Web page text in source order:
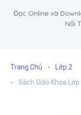
Đọc Online và
Nối
Trang Chủ
Lớp 2
Sách Giáo Khoa